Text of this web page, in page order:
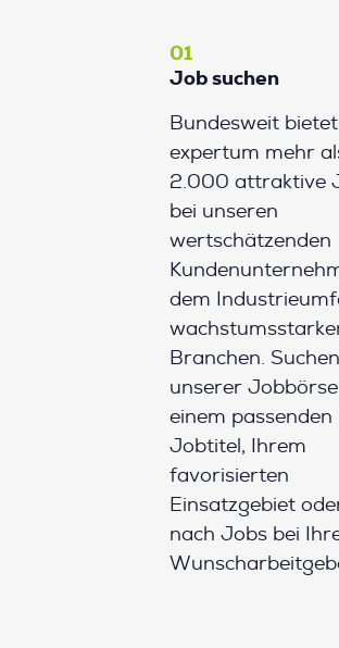
01
Job suchen
Bundesweit
expertum mehr
2.000 attraktive
bei unseren
wertschätzenden
dem
Branchen.
unserer
einem passenden
Jobtitel, Ihrem
favorisierten
Einsatzgebiet
nach Jobs bei